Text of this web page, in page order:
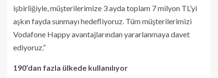
işbirliğiyle, müşterilerimize 3 ayda toplam 7 milyon TL’yi
aşkın fayda sunmayı hedefliyoruz. Tüm müşterilerimizi
Vodafone Happy avantajlarından yararlanmaya davet
ediyoruz.”
190’dan fazla ülkede kullanılıyor